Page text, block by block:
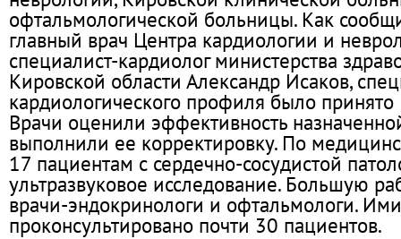
офтальмологической больницы. Как
главный врач Центра кардиологии и
специалист-кардиолог министерства
Кировской области Александр Исаков,
кардиологического профиля было принято
Врачи оценили эффективность
выполнили ее корректировку. По
17 пациентам с сердечно-сосудистой
ультразвуковое исследование. Большую
врачи-эндокринологи и офтальмологи. Ими
проконсультировано почти 30 пациентов.